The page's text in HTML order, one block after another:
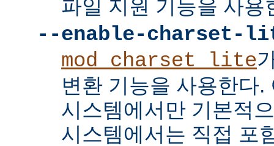
파일 지원 기능을 사용
--enable-charset-
mod_charset_lite
변환 기능을 사용한다
시스템에서만 기본적
시스템에서는 직접 포